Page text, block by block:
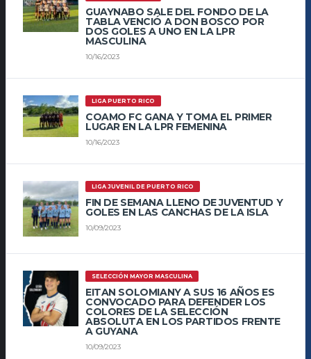
GUAYNABO SALE DEL FONDO DE LA
TABLA VENCIÓ A DON BOSCO POR
DOS GOLES A UNO EN LA LPR
MASCULINA
10/16/2023
LIGA PUERTO RICO
COAMO FC GANA Y TOMA EL PRIMER
LUGAR EN LA LPR FEMENINA
10/16/2023
LIGA JUVENIL DE PUERTO RICO
FIN DE SEMANA LLENO DE JUVENTUD Y
GOLES EN LAS CANCHAS DE LA ISLA
10/09/2023
SELECCIÓN MAYOR MASCULINA
EITAN SOLOMIANY A SUS 16 AÑOS ES
CONVOCADO PARA DEFENDER LOS
COLORES DE LA SELECCIÓN
ABSOLUTA EN LOS PARTIDOS FRENTE
A GUYANA
10/09/2023